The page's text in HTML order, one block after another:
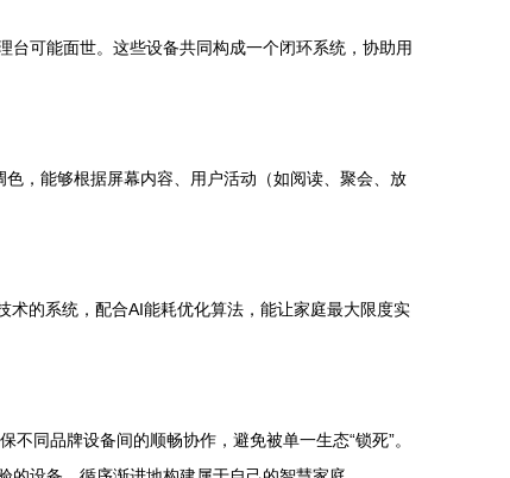
可能面世。这些设备共同构成一个闭环系统，协助用
，能够根据屏幕内容、用户活动（如阅读、聚会、放
的系统，配合AI能耗优化算法，能让家庭最大限度实
同品牌设备间的顺畅协作，避免被单一生态“锁死”。